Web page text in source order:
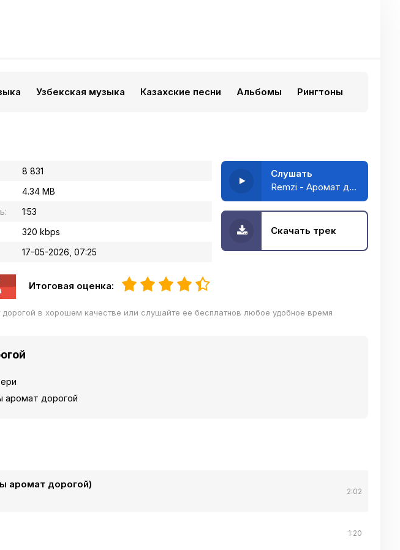
Узбекская музыка Казахские песни Альбомы Рингтоны
8 831
4.34 MB
1:53
320 kbps
17-05-2026, 07:25
Итоговая оценка:
Слушать
Remzi - Аромат дорогой
Скачать трек
в хорошем качестве или слушайте ее бесплатнов любое удобное время
аромат дорогой
аромат дорогой)
2:02
1:20